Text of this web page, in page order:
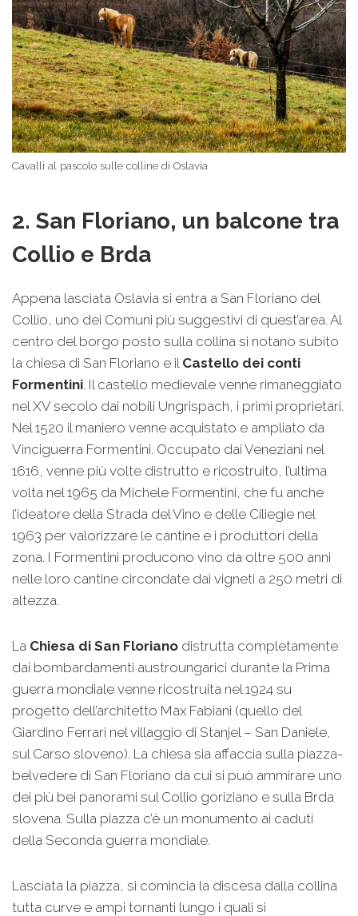
Cavalli al pascolo sulle colline di Oslavia
2. San Floriano, un balcone tra
Collio e Brda
Appena lasciata Oslavia si entra a San Floriano del
Collio, uno dei Comuni più suggestivi di quest’area. Al
centro del borgo posto sulla collina si notano subito
la chiesa di San Floriano e il Castello dei conti
Formentini. Il castello medievale venne rimaneggiato
nel XV secolo dai nobili Ungrispach, i primi proprietari.
Nel 1520 il maniero venne acquistato e ampliato da
Vinciguerra Formentini. Occupato dai Veneziani nel
1616, venne più volte distrutto e ricostruito, l’ultima
volta nel 1965 da Michele Formentini, che fu anche
l’ideatore della Strada del Vino e delle Ciliegie nel
1963 per valorizzare le cantine e i produttori della
zona. I Formentini producono vino da oltre 500 anni
nelle loro cantine circondate dai vigneti a 250 metri di
altezza.
La Chiesa di San Floriano distrutta completamente
dai bombardamenti austroungarici durante la Prima
guerra mondiale venne ricostruita nel 1924 su
progetto dell’architetto Max Fabiani (quello del
Giardino Ferrari nel villaggio di Stanjel – San Daniele,
sul Carso sloveno). La chiesa sia affaccia sulla piazza-
belvedere di San Floriano da cui si può ammirare uno
dei più bei panorami sul Collio goriziano e sulla Brda
slovena. Sulla piazza c’è un monumento ai caduti
della Seconda guerra mondiale.
Lasciata la piazza, si comincia la discesa dalla collina
tutta curve e ampi tornanti lungo i quali si